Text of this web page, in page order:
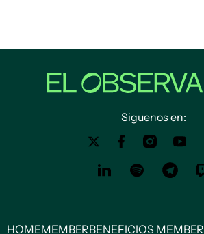
Siguenos en:
HOMEMEMBERBENEFICIOS MEMBER